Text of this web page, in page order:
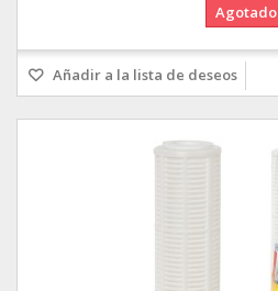
Agotado
Añadir a la lista de deseos